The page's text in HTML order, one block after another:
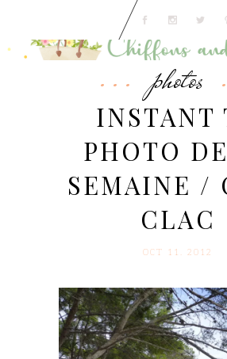
photos
INSTANT
PHOTO
SEMAINE /
CLAC
OCT 11. 2012